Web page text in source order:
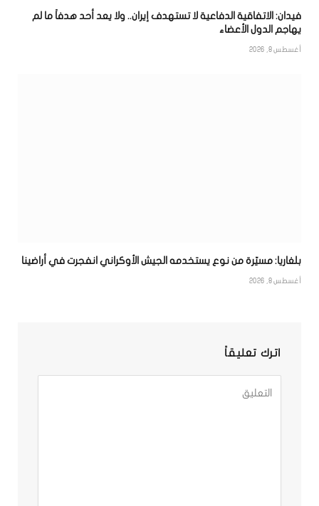
فيدان: الاتفاقية الدفاعية لا تستهدف إيران.. ولا يعد أحد هدفاً ما لم
يهاجم الدول الأعضاء
أغسطس 8, 2026
بلغاريا: مسيّرة من نوع يستخدمه الجيش الأوكراني انفجرت في أراضينا
أغسطس 8, 2026
اترك تعليقاً